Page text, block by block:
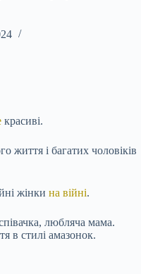
красиві.
життя і багатих чоловіків
жінки на війні.
любляча мама.
в стилі амазонок.